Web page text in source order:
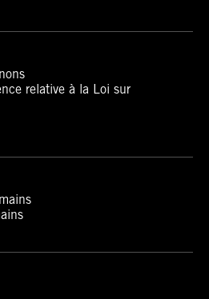
relative à la Loi sur